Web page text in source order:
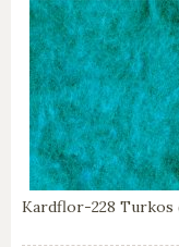
Kardflor-228 Turkos